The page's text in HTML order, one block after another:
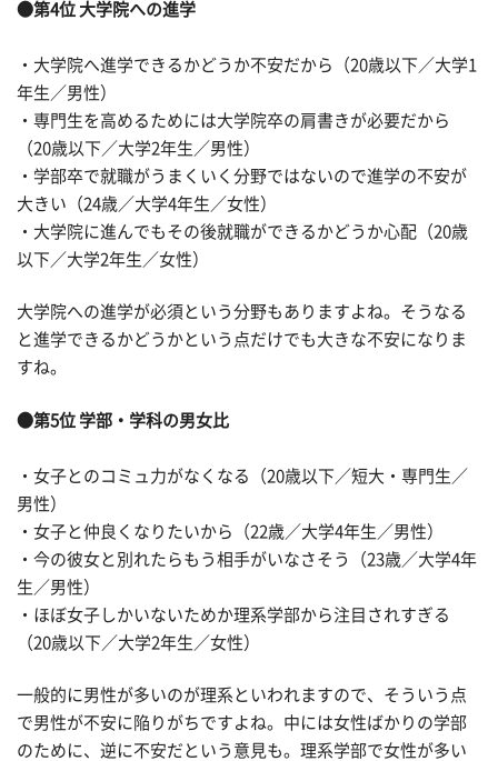
●第4位 大学院への進学
・大学院へ進学できるかどうか不安だから（20歳以下／大学1
年生／男性）
・専門生を高めるためには大学院卒の肩書きが必要だから
（20歳以下／大学2年生／男性）
・学部卒で就職がうまくいく分野ではないので進学の不安が
大きい（24歳／大学4年生／女性）
・大学院に進んでもその後就職ができるかどうか心配（20歳
以下／大学2年生／女性）
大学院への進学が必須という分野もありますよね。そうなる
と進学できるかどうかという点だけでも大きな不安になりま
すね。
●第5位 学部・学科の男女比
・女子とのコミュ力がなくなる（20歳以下／短大・専門生／
男性）
・女子と仲良くなりたいから（22歳／大学4年生／男性）
・今の彼女と別れたらもう相手がいなさそう（23歳／大学4年
生／男性）
・ほぼ女子しかいないためか理系学部から注目されすぎる
（20歳以下／大学2年生／女性）
一般的に男性が多いのが理系といわれますので、そういう点
で男性が不安に陥りがちですよね。中には女性ばかりの学部
のために、逆に不安だという意見も。理系学部で女性が多い